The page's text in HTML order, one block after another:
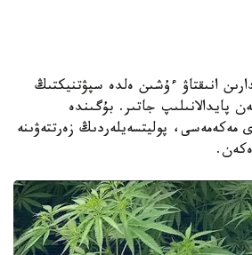
انىقتاۋ ءۇشىن ەلدە سپۋتنيكتىڭ
پايدالانىلىپ جاتىر. بۇگىندە
مەكەمەسى، پوليتسەيلەردىڭ زەرتتەۋىنە